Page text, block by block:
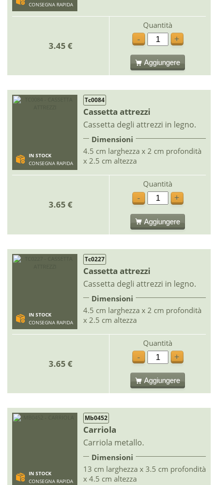
CONSEGNA RAPIDA
3.45 €
Quantità
-
+
Aggiungere
IN STOCK
CONSEGNA RAPIDA
Tc0084
Cassetta attrezzi
Cassetta degli attrezzi in legno.
Dimensioni
4.5 cm larghezza x 2 cm profondità
x 2.5 cm altezza
3.65 €
Quantità
-
+
Aggiungere
IN STOCK
CONSEGNA RAPIDA
Tc0227
Cassetta attrezzi
Cassetta degli attrezzi in legno.
Dimensioni
4.5 cm larghezza x 2 cm profondità
x 2.5 cm altezza
3.65 €
Quantità
-
+
Aggiungere
IN STOCK
CONSEGNA RAPIDA
Mb0452
Carriola
Carriola metallo.
Dimensioni
13 cm larghezza x 3.5 cm profondità
x 4.5 cm altezza